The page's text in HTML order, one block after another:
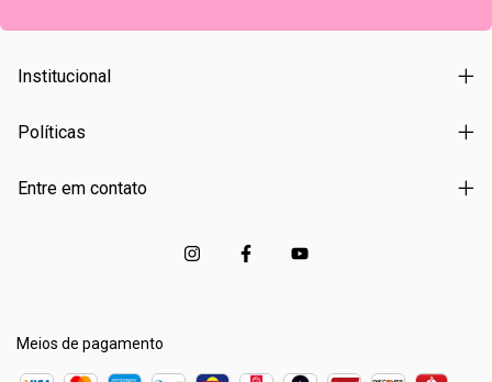
Institucional
Políticas
Entre em contato
Meios de pagamento